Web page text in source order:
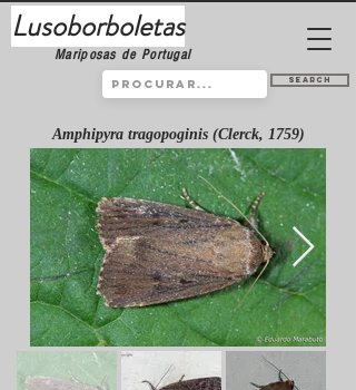
Lusoborboletas
Mariposas de Portugal
Search
Amphipyra tragopoginis (Clerck, 1759)